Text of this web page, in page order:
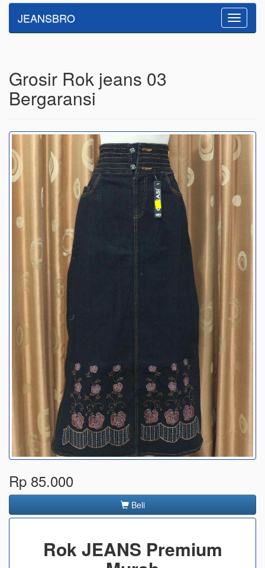
Toggle
JEANSBRO
Grosir Rok jeans 03
Bergaransi
Rp 85.000
Beli
Rok JEANS Premium